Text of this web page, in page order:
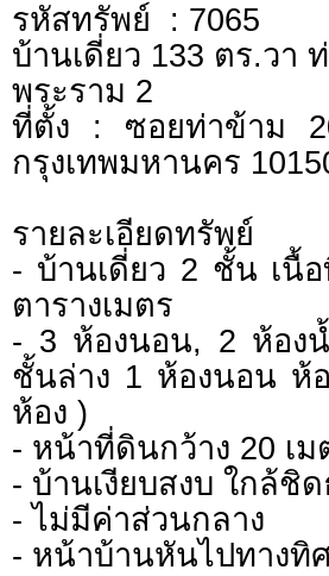
รหัสทรัพย์ : 7065
บ้านเดี่ยว 133 ตร.วา
พระราม 2
ที่ตั้ง : ซอยท่าข้าม
กรุงเทพมหานคร
รายละเอียดทรัพย์
- บ้านเดี่ยว 2 ชั้น เนื้
ตารางเมตร
- 3 ห้องนอน, 2 ห้อง
ชั้นล่าง 1 ห้องนอน ห้
ห้อง )
- หน้าที่ดินกว้าง 20 เม
- บ้านเงียบสงบ ใกล้ชิ
- ไม่มีค่าส่วนกลาง
- หน้าบ้านหันไปทางทิ